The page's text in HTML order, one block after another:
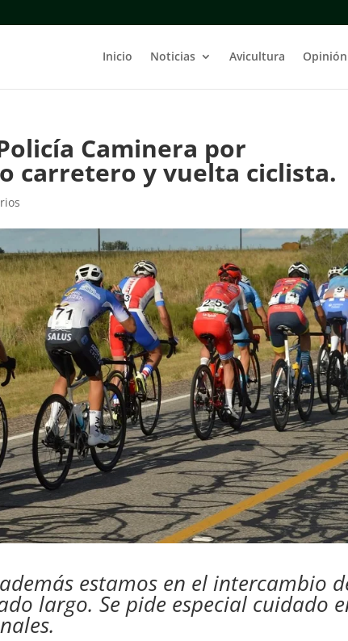
Inicio Noticias Avicultura Opinión
Caminera por
carretero y vuelta ciclista.
estamos en el intercambio
largo. Se pide especial cuidado